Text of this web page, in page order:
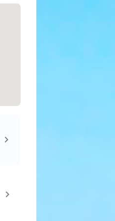
keyboard_arrow_right